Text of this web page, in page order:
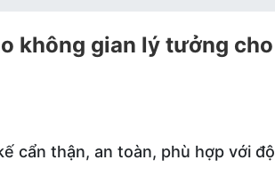
không gian lý tưởng cho
cẩn thận, an toàn, phù hợp với độ